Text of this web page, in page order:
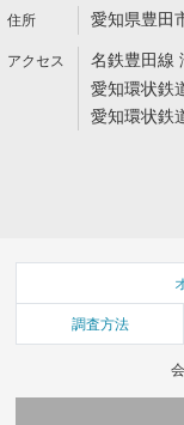
愛知県豊田
名鉄豊田線
愛知環状鉄
愛知環状鉄
調査方法